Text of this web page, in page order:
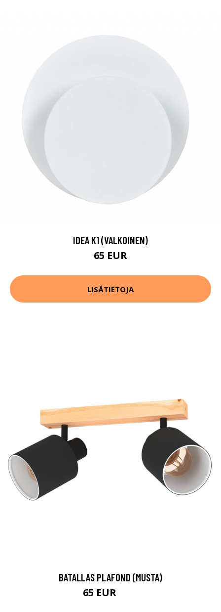
IDEA K1 (VALKOINEN)
65 EUR
LISÄTIETOJA
BATALLAS PLAFOND (MUSTA)
65 EUR